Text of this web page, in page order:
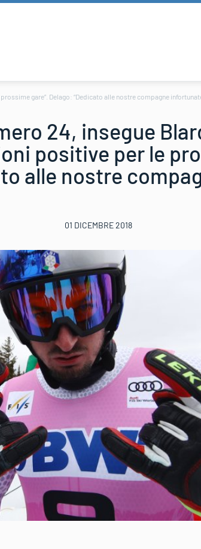
gare”. Delago: “Dedicato alle nostre compagne
24, insegue
positive per le
alle nostre
01 DICEMBRE 2018